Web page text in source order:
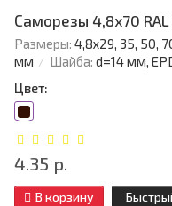
Саморезы 4,8х70 RAL
Размеры: 4,8х29, 35, 50,
мм
Шайба: d=14 мм,
Цвет:
4.35 р.
В корзину